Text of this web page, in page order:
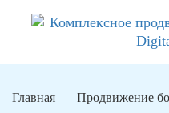
Главная Продвижение